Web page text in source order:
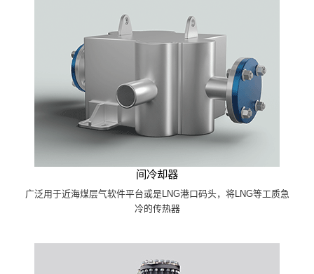
间冷却器
广泛用于近海煤层气软件平台或是LNG港口码头，将LNG等工质急
冷的传热器